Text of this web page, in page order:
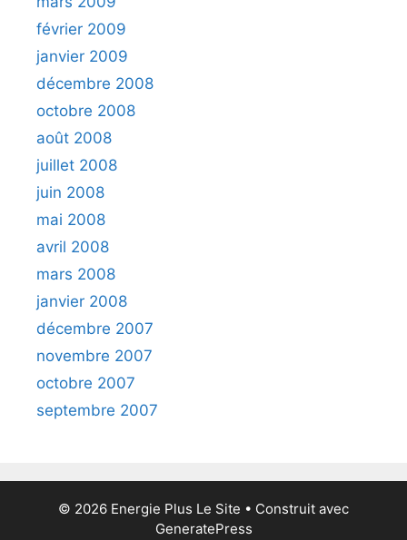
février 2009
janvier 2009
décembre 2008
octobre 2008
août 2008
juillet 2008
juin 2008
mai 2008
avril 2008
mars 2008
janvier 2008
décembre 2007
novembre 2007
octobre 2007
septembre 2007
© 2026 Energie Plus Le Site • Construit avec
GeneratePress